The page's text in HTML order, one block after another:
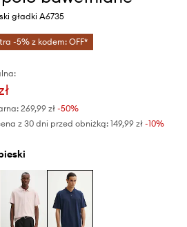
gładki A6735
-5% z kodem: OFF*
269,99 zł-50%
z 30 dni przed obniżką: 149,99 zł -10%